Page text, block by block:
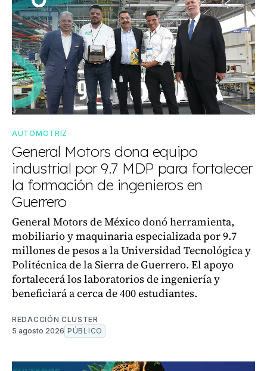
AUTOMOTRIZ
General Motors dona equipo
industrial por 9.7 MDP para fortalecer
la formación de ingenieros en
Guerrero
General Motors de México donó herramienta,
mobiliario y maquinaria especializada por 9.7
millones de pesos a la Universidad Tecnológica y
Politécnica de la Sierra de Guerrero. El apoyo
fortalecerá los laboratorios de ingeniería y
beneficiará a cerca de 400 estudiantes.
REDACCIÓN CLUSTER
5 agosto 2026 PÚBLICO